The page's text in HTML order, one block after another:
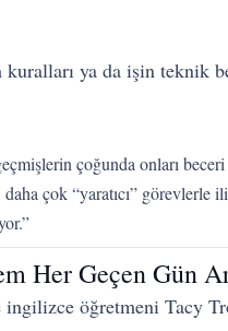
ya da işin
çoğunda onları
çok “yaratıcı”
Her Geçen Gün
ingilizce öğretmeni Tacy